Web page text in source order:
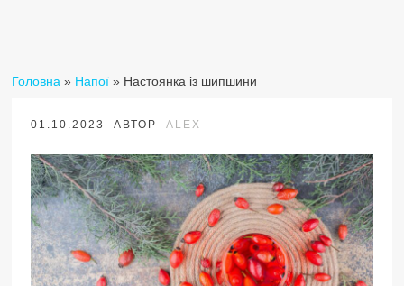
Головна » Напої » Настоянка із шипшини
01.10.2023 АВТОР ALEX